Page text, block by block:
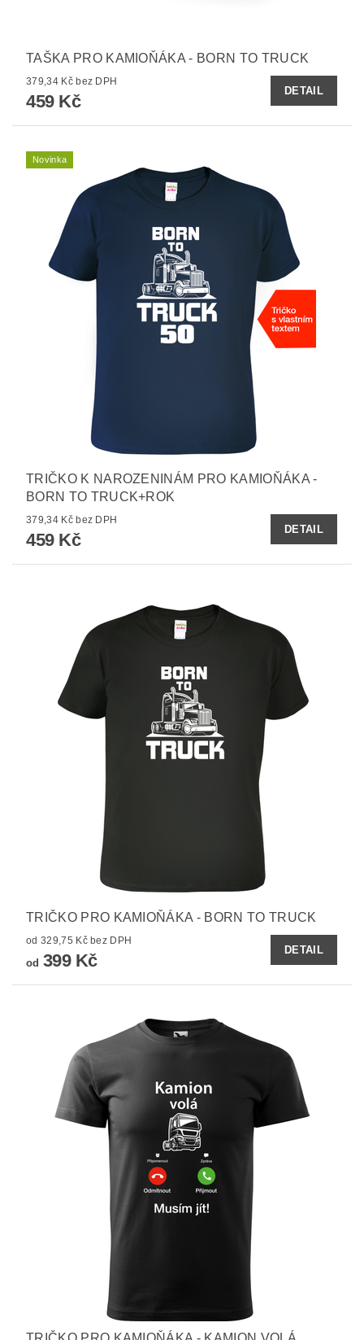
TAŠKA PRO KAMIOŇÁKA - BORN TO TRUCK
379,34 Kč bez DPH
459 Kč
DETAIL
Novinka
TRIČKO K NAROZENINÁM PRO KAMIOŇÁKA -
BORN TO TRUCK+ROK
379,34 Kč bez DPH
459 Kč
DETAIL
TRIČKO PRO KAMIOŇÁKA - BORN TO TRUCK
od 329,75 Kč bez DPH
od 399 Kč
DETAIL